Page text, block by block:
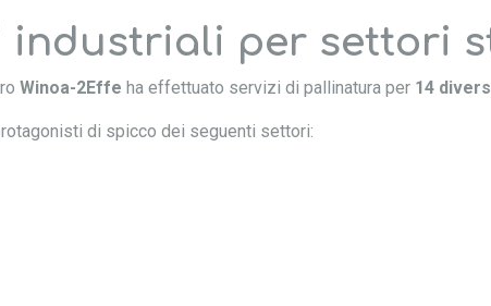
industriali per settori
Winoa-2Effe ha effettuato servizi di pallinatura per 14
di spicco dei seguenti settori: